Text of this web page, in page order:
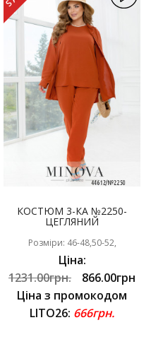
КОСТЮМ 3-КА №2250-
ЦЕГЛЯНИЙ
Розміри: 46-48,50-52,
Ціна:
1231.00грн.
866.00грн
Ціна з промокодом
LITO26: 666грн.